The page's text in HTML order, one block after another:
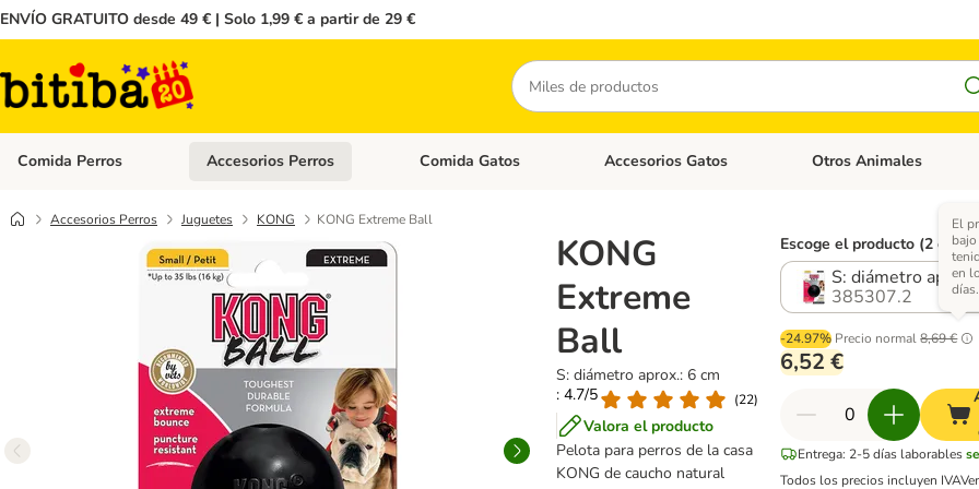
ENVÍO GRATUITO desde 49 € | Solo 1,99 € a partir de 29 €
Buscar
Comida Perros Menú de categoria abierto: Comida Perros
Accesorios Perros Menú de categoria abierto: Accesorios Perros
Comida Gatos Menú de categoria abierto: Comida Gatos
Accesorios Gatos Menú de categoria abierto:
Otros Animales
Accesorios Perros Juguetes KONG KONG Extreme Ball
KONG
Extreme
Ball
S: diámetro aprox.: 6 cm
: 4.7/5
(22)
Valora el producto
Pelota para perros de la casa
KONG de caucho natural
Escoge el producto (2
S: diámetro
385307.2
-24.97% Precio normal 8,69 €
El
en
días.
6,52 €
Entrega: 2-5 días laborables
Todos los precios incluyen IVA